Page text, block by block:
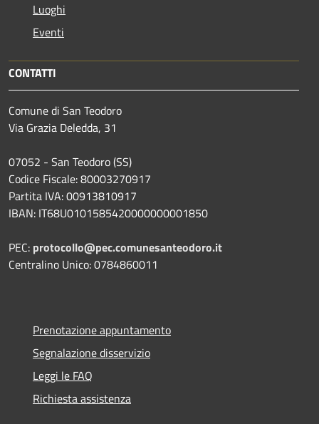
Luoghi
Eventi
CONTATTI
Comune di San Teodoro
Via Grazia Deledda, 31
07052 - San Teodoro (SS)
Codice Fiscale: 80003270917
Partita IVA: 00913810917
IBAN: IT68U0101585420000000001850
PEC: protocollo@pec.comunesanteodoro.it
Centralino Unico: 0784860011
Prenotazione appuntamento
Segnalazione disservizio
Leggi le FAQ
Richiesta assistenza